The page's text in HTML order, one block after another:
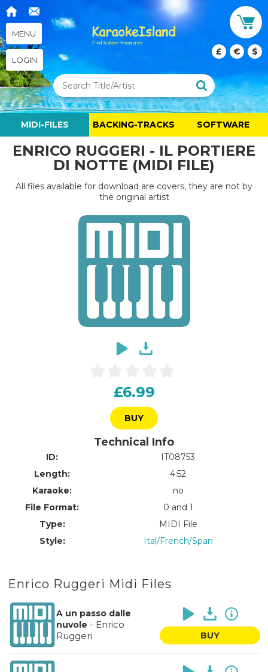
MENU
LOGIN
£ € $
MIDI-FILES BACKING-TRACKS SOFTWARE
ENRICO RUGGERI - IL PORTIERE
DI NOTTE (MIDI FILE)
All files available for download are covers, they are not by
the original artist
£6.99
BUY
Technical Info
ID:
IT08753
Length:
4:52
Karaoke:
no
File Format:
0 and 1
Type:
MIDI File
Style:
Ital/French/Span
Enrico Ruggeri Midi Files
A un passo dalle
nuvole - Enrico
Ruggeri
BUY